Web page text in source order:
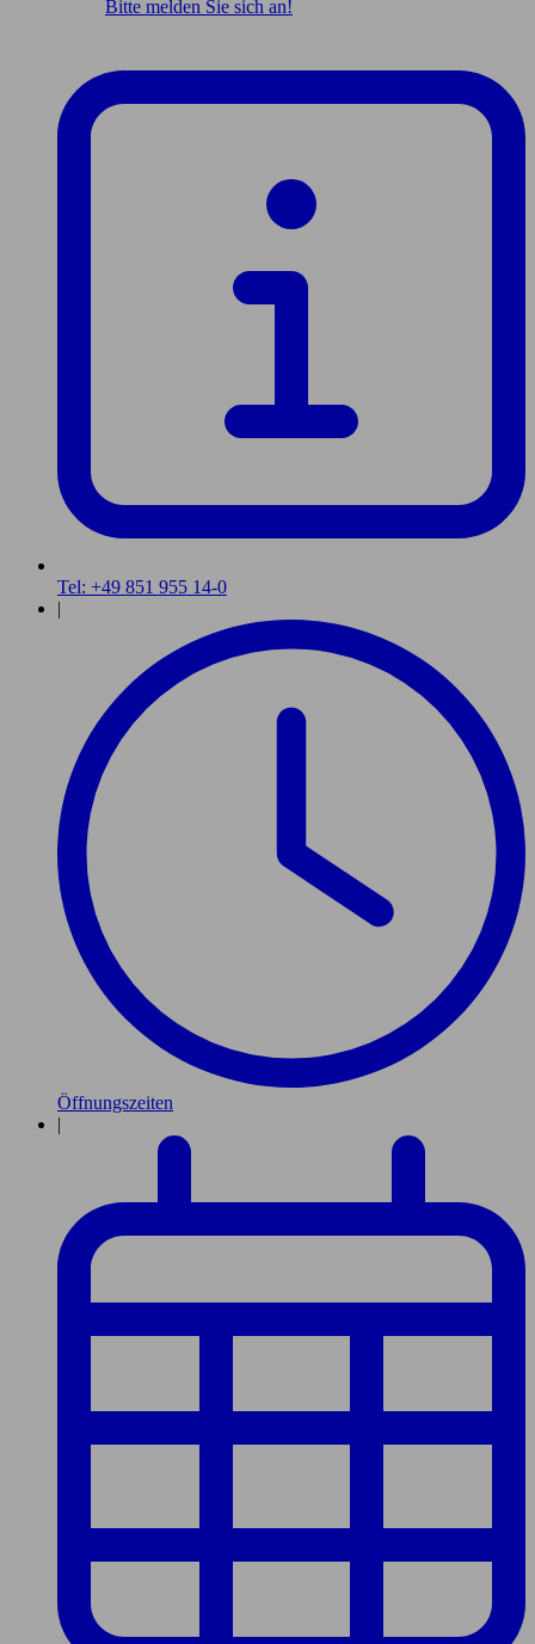
Bitte melden Sie sich an!
Tel: +49 851 955 14-0
|
Öffnungszeiten
|